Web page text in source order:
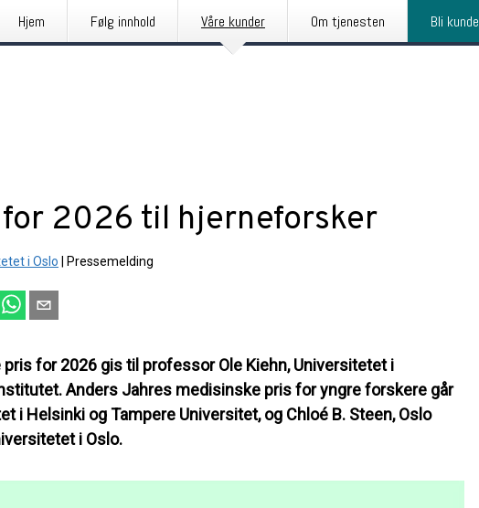
Hjem Følg innhold Våre kunder Om tjenesten Bli kunde
2026 til hjerneforsker
i Oslo Pressemelding
for 2026 gis til professor Ole Kiehn, Universitetet i
Anders Jahres medisinske pris for yngre forskere går
i Helsinki og Tampere Universitet, og Chloé B. Steen, Oslo
i Oslo.